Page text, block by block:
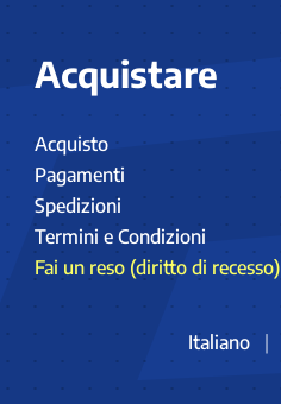
Acquistare
Acquisto
Pagamenti
Spedizioni
Termini e Condizioni
Fai un reso (diritto di recesso)
Italiano |